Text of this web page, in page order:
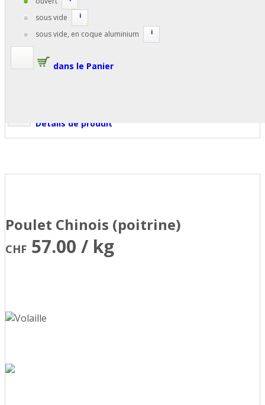
Détails de produit
sous vide i
sous vide, en coque aluminium i
dans le Panier
Poulet Chinois (poitrine)
CHF 57.00 / kg